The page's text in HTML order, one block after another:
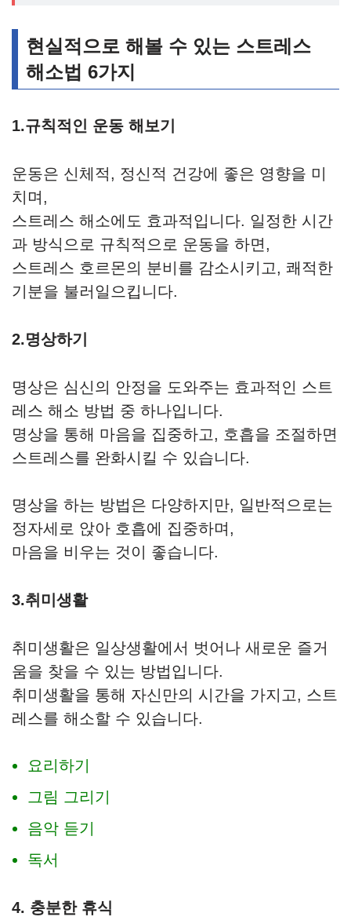
현실적으로 해볼 수 있는 스트레스
해소법 6가지
1.규칙적인 운동 해보기
운동은 신체적, 정신적 건강에 좋은 영향을 미
치며,
스트레스 해소에도 효과적입니다. 일정한 시간
과 방식으로 규칙적으로 운동을 하면,
스트레스 호르몬의 분비를 감소시키고, 쾌적한
기분을 불러일으킵니다.
2.명상하기
명상은 심신의 안정을 도와주는 효과적인 스트
레스 해소 방법 중 하나입니다.
명상을 통해 마음을 집중하고, 호흡을 조절하면
스트레스를 완화시킬 수 있습니다.
명상을 하는 방법은 다양하지만, 일반적으로는
정자세로 앉아 호흡에 집중하며,
마음을 비우는 것이 좋습니다.
3.취미생활
취미생활은 일상생활에서 벗어나 새로운 즐거
움을 찾을 수 있는 방법입니다.
취미생활을 통해 자신만의 시간을 가지고, 스트
레스를 해소할 수 있습니다.
요리하기
그림 그리기
음악 듣기
독서
4. 충분한 휴식